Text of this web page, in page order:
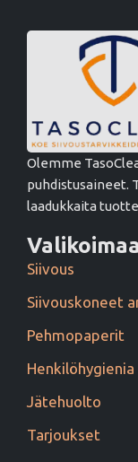
Olemme
puhdistusaineet.
laadukkaita
Siivous
Siivouskoneet
Pehmopaperit
Henkilöhygienia
Jätehuolto
Tarjoukset